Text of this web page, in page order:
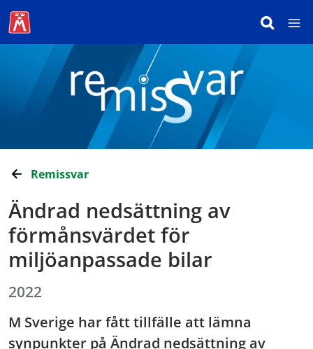
Remissvar
Ändrad nedsättning av
förmånsvärdet för
miljöanpassade bilar
2022
M Sverige har fått tillfälle att lämna
synpunkter på Ändrad nedsättning av